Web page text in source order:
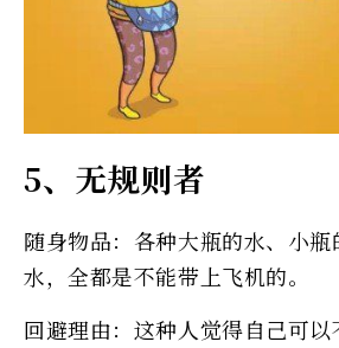
5、无规则者
随身物品：各种大瓶的水、小
水，全都是不能带上飞机的。
回避理由：这种人觉得自己可